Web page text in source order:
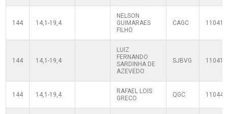
144 14,1-19,4
NELSON
GUIMARAES
FILHO
CAGC
144 14,1-19,4
LUIZ
FERNANDO
SARDINHA DE
AZEVEDO
SJBVG
144 14,1-19,4
RAFAEL LOIS
GRECO
QGC